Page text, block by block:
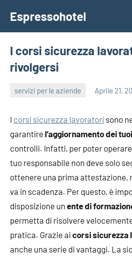
contenuto
Espressohotel
Dove
le
Notizie
Trovano
Casa
I corsi sicurezza
rivolgersi
servizi per le aziende Aprile 21,
I corsi sicurezza lavoratori sono
garantire l’aggiornamento dei
controlli. Infatti, per poter
tuo responsabile non deve solo
ottenere una prima attestazione,
va in scadenza. Per questo, è
disposizione un ente di
permetta di risolvere
pratica. Grazie ai corsi sicurezza
anche una serie di vantaggi. La